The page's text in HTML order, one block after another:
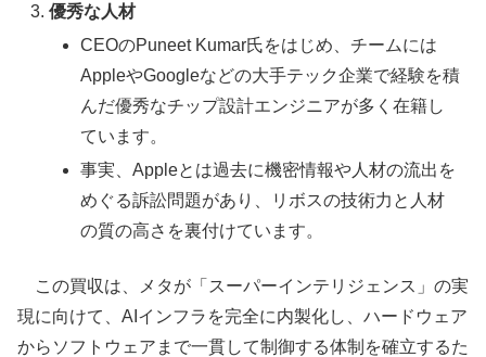
優秀な人材
CEOのPuneet Kumar氏をはじめ、チームには
AppleやGoogleなどの大手テック企業で経験を積
んだ優秀なチップ設計エンジニアが多く在籍し
ています。
事実、Appleとは過去に機密情報や人材の流出を
めぐる訴訟問題があり、リボスの技術力と人材
の質の高さを裏付けています。
この買収は、メタが「スーパーインテリジェンス」の実
現に向けて、AIインフラを完全に内製化し、ハードウェア
からソフトウェアまで一貫して制御する体制を確立するた